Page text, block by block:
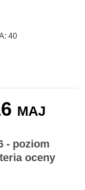
40
maj
- poziom
oceny